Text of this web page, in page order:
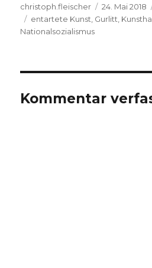
Autor
christoph.fleischer
am
24. Mai 2018
Schlagwörter
entartete Kunst Gurlitt
Nationalsozialismus
Kommentar